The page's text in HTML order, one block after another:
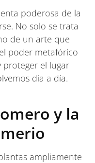
poderosa de la
No solo se trata
de un arte que
poder metafórico
el lugar
día a día.
y la
ampliamente